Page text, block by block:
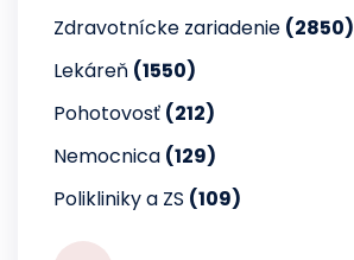
Zdravotnícke zariadenie (2850)
Lekáreň (1550)
Pohotovosť (212)
Nemocnica (129)
Polikliniky a ZS (109)